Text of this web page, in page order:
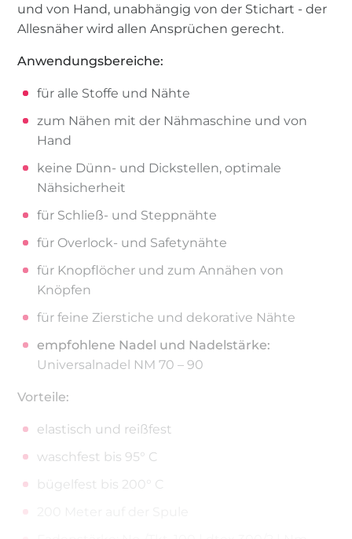
und von Hand, unabhängig von der Stichart - der
Allesnäher wird allen Ansprüchen gerecht.
Anwendungsbereiche:
für alle Stoffe und Nähte
zum Nähen mit der Nähmaschine und von
Hand
keine Dünn- und Dickstellen, optimale
Nähsicherheit
für Schließ- und Steppnähte
für Overlock- und Safetynähte
für Knopflöcher und zum Annähen von
Knöpfen
für feine Zierstiche und dekorative Nähte
empfohlene Nadel und Nadelstärke:
Universalnadel NM 70 – 90
Vorteile:
elastisch und reißfest
waschfest bis 95° C
bügelfest bis 200° C